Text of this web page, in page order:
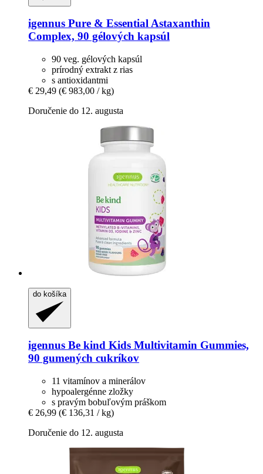
igennus Pure & Essential Astaxanthin
Complex, 90 gélových kapsúl
90 veg. gélových kapsúl
prírodný extrakt z rias
s antioxidantmi
€ 29,49 (€ 983,00 / kg)
Doručenie do 12. augusta
do košíka
igennus Be kind Kids Multivitamin Gummies,
90 gumených cukríkov
11 vitamínov a minerálov
hypoalergénne zložky
s pravým bobuľovým práškom
€ 26,99 (€ 136,31 / kg)
Doručenie do 12. augusta